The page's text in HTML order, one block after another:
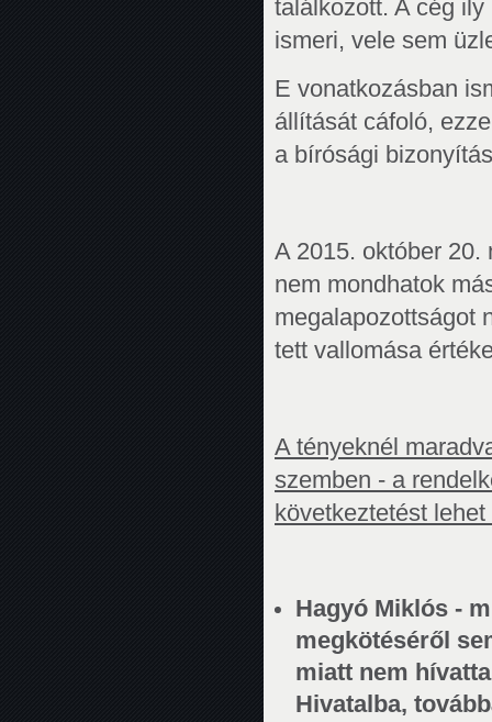
találkozott. A cég
ismeri, vele sem
E vonatkozásban
állítását cáfoló,
a bírósági
A 2015. október 20.
nem mondhatok
megalapozottságot
tett vallomása
A tényeknél
szemben - a
következtetést
Hagyó Miklós -
megkötéséről
miatt nem
Hivatalba,